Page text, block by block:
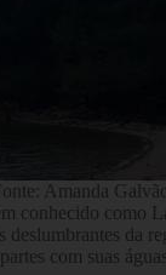
Amanda
conhecido como
deslumbrantes da
com suas